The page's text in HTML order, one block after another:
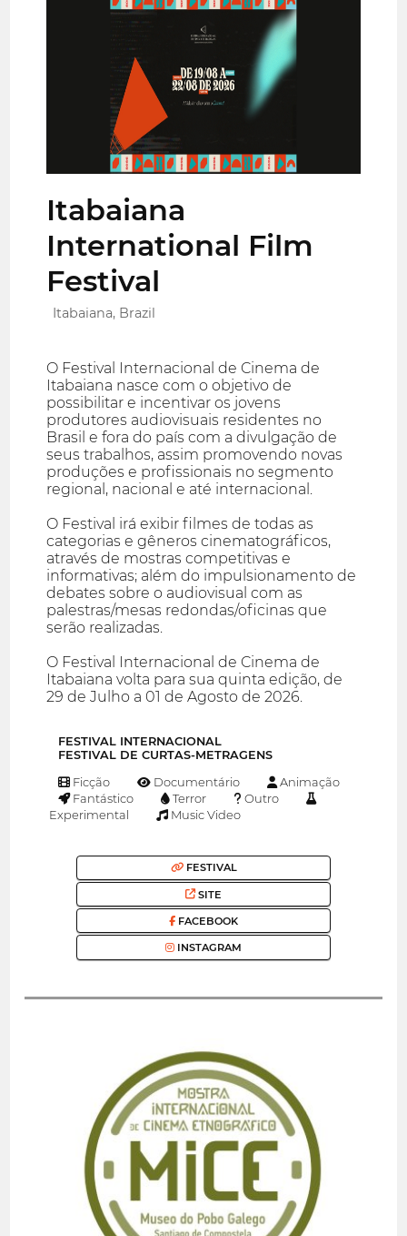
Itabaiana
International Film
Festival
Itabaiana, Brazil
O Festival Internacional de Cinema de
Itabaiana nasce com o objetivo de
possibilitar e incentivar os jovens
produtores audiovisuais residentes no
Brasil e fora do país com a divulgação de
seus trabalhos, assim promovendo novas
produções e profissionais no segmento
regional, nacional e até internacional.
O Festival irá exibir filmes de todas as
categorias e gêneros cinematográficos,
através de mostras competitivas e
informativas; além do impulsionamento de
debates sobre o audiovisual com as
palestras/mesas redondas/oficinas que
serão realizadas.
O Festival Internacional de Cinema de
Itabaiana volta para sua quinta edição, de
29 de Julho a 01 de Agosto de 2026.
FESTIVAL INTERNACIONAL
FESTIVAL DE CURTAS-METRAGENS
Ficção Documentário
Animação
Fantástico
Terror
Outro
Experimental
Music Video
FESTIVAL
SITE
FACEBOOK
INSTAGRAM